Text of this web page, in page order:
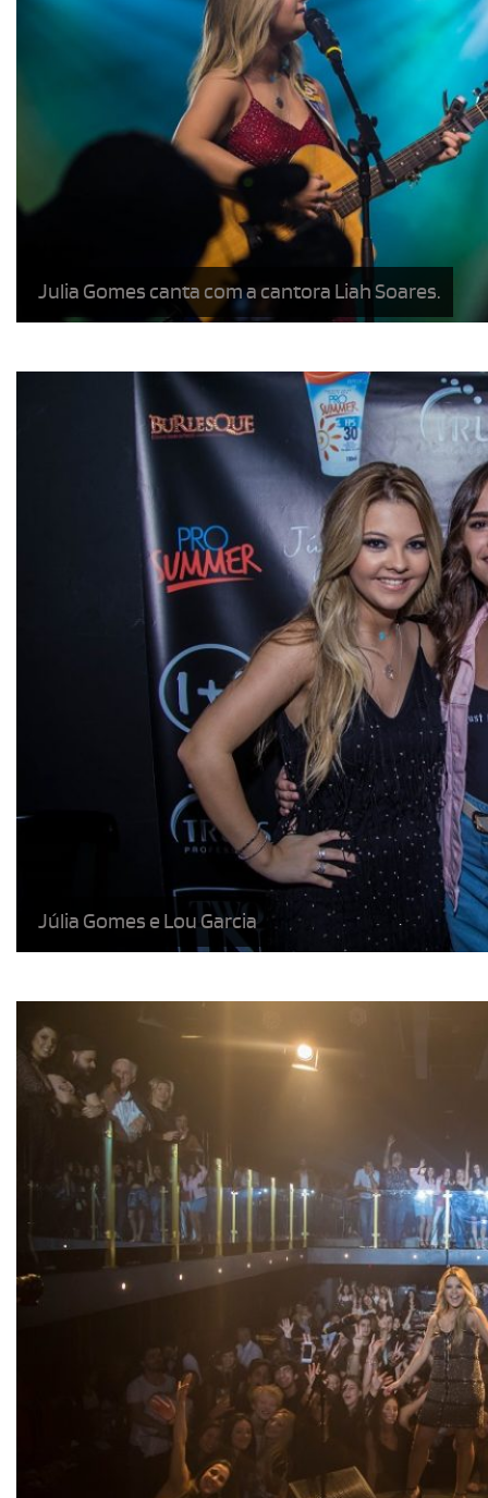
Julia Gomes canta com a cantora Liah Soares.
Júlia Gomes e Lou Garcia